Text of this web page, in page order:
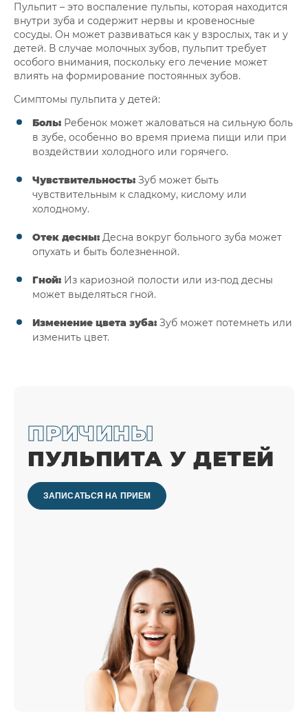
Пульпит – это воспаление пульпы, которая находится
внутри зуба и содержит нервы и кровеносные
сосуды. Он может развиваться как у взрослых, так и у
детей. В случае молочных зубов, пульпит требует
особого внимания, поскольку его лечение может
влиять на формирование постоянных зубов.
Симптомы пульпита у детей:
Боль: Ребенок может жаловаться на сильную боль
в зубе, особенно во время приема пищи или при
воздействии холодного или горячего.
Чувствительность: Зуб может быть
чувствительным к сладкому, кислому или
холодному.
Отек десны: Десна вокруг больного зуба может
опухать и быть болезненной.
Гной: Из кариозной полости или из-под десны
может выделяться гной.
Изменение цвета зуба: Зуб может потемнеть или
изменить цвет.
ПРИЧИНЫ
ПУЛЬПИТА У ДЕТЕЙ
ЗАПИСАТЬСЯ НА ПРИЕМ